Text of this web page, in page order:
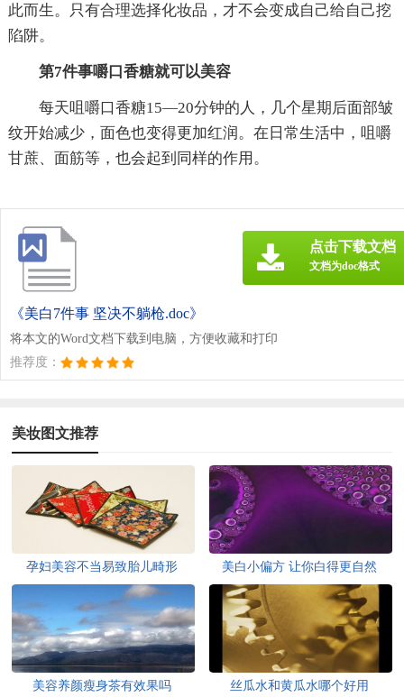
此而生。只有合理选择化妆品，才不会变成自己给自己挖
陷阱。
第7件事嚼口香糖就可以美容
每天咀嚼口香糖15—20分钟的人，几个星期后面部皱
纹开始减少，面色也变得更加红润。在日常生活中，咀嚼
甘蔗、面筋等，也会起到同样的作用。
《美白7件事 坚决不躺枪.doc》
将本文的Word文档下载到电脑，方便收藏和打印
推荐度：
点击下载文档
文档为doc格式
美妆图文推荐
孕妇美容不当易致胎儿畸形 美白小偏方 让你白得更自然
美容养颜瘦身茶有效果吗 丝瓜水和黄瓜水哪个好用